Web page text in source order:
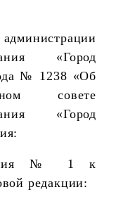
«Город
№ 1238 «Об
совете
«Город
№ 1 к
редакции: